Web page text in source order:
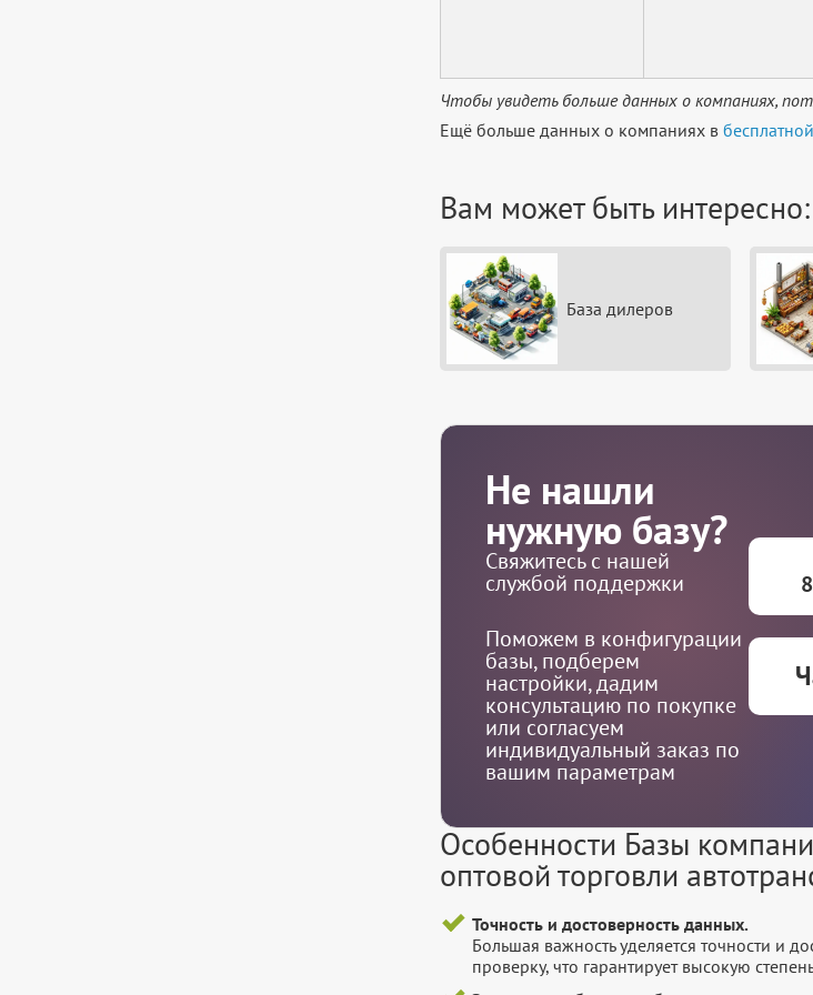
Чтобы увидеть больше данных о компаниях,
Ещё больше данных о компаниях в
Вам может быть интересно:
База дилеров
Не нашли
нужную базу?
Свяжитесь с нашей
службой поддержки
Поможем в конфигурации
базы, подберем
настройки, дадим
консультацию по покупке
или согласуем
индивидуальный заказ по
вашим параметрам
Особенности Базы
оптовой торговли
Точность и достоверность данных.
Большая важность уделяется точности и
проверку, что гарантирует высокую